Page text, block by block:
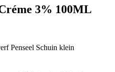
3% 100ML